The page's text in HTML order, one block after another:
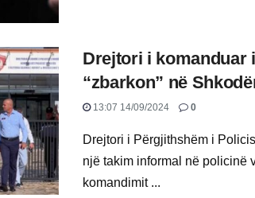
Drejtori i komanduar
“zbarkon” në
13:07 14/09/2024 0
Drejtori i Përgjithshëm i
një takim informal në policinë
komandimit ...